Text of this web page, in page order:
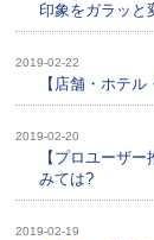
印象をガラッと
2019-02-22
【店舗・ホテ
2019-02-20
【プロユーザ
みては?
2019-02-19